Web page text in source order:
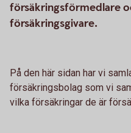
försäkringsförmedlare
försäkringsgivare.
På den här sidan har vi
försäkringsbolag som vi
vilka försäkringar de är